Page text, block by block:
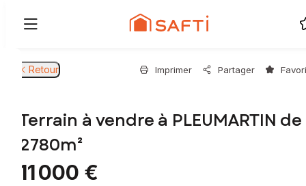
Retour Imprimer Partager
Terrain à vendre à PLEUMARTIN de
2780m²
11 000 €